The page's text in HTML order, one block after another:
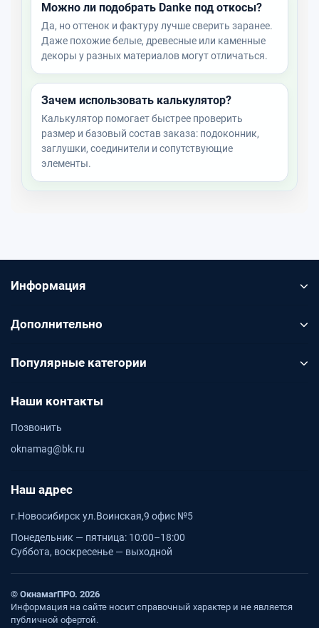
Можно ли подобрать Danke под откосы?
Да, но оттенок и фактуру лучше сверить заранее.
Даже похожие белые, древесные или каменные
декоры у разных материалов могут отличаться.
Зачем использовать калькулятор?
Калькулятор помогает быстрее проверить
размер и базовый состав заказа: подоконник,
заглушки, соединители и сопутствующие
элементы.
Информация
Дополнительно
Популярные категории
Наши контакты
Позвонить
oknamag@bk.ru
Наш адрес
г.Новосибирск ул.Воинская,9 офис №5
Понедельник — пятница: 10:00–18:00
Суббота, воскресенье — выходной
© ОкнамагПРО. 2026
Информация на сайте носит справочный характер и не является
публичной офертой.